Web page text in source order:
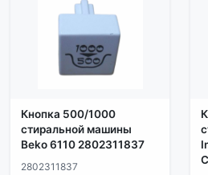
Кнопка 500/1000
стиральной машины
Beko 6110 2802311837
2802311837